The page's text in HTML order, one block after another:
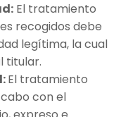
El tratamiento
recogidos debe
legítima, la cual
titular.
El tratamiento
con el